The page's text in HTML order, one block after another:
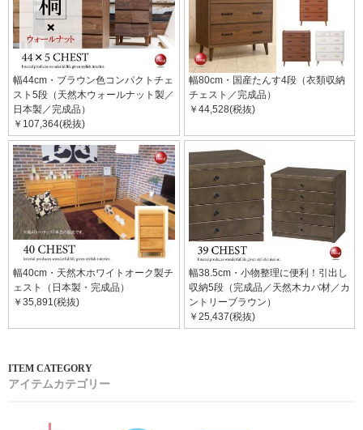
幅44cm・ブラウン色コンパクトチェ
スト5段（天然木ウォールナット製／
日本製／完成品）
￥107,364(税抜)
幅80cm・国産たんす4段（衣類収納
チェスト／完成品）
￥44,528(税抜)
幅40cm・天然木ホワイトオーク製チ
ェスト（日本製・完成品）
￥35,891(税抜)
幅38.5cm・小物整理に便利！引出し
収納5段（完成品／天然木カバ材／カ
ントリーブラウン）
￥25,437(税抜)
アイテムカテゴリー